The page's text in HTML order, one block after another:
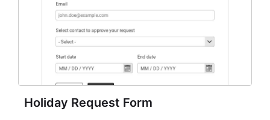
Holiday Request Form